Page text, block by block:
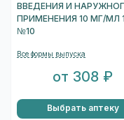
ВВЕДЕНИЯ И
ПРИМЕНЕНИЯ 10 МГ/МЛ
№10
Все формы выпуска
от 308 ₽
Выбрать аптеку